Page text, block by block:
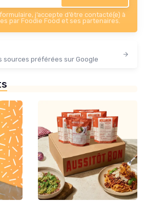
j’accepte d’être contacté(e) à
par Foodie Food et ses partenaires.
sources préférées sur Google